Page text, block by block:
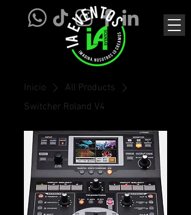
Inicio
All Products
Switcher Roland V4